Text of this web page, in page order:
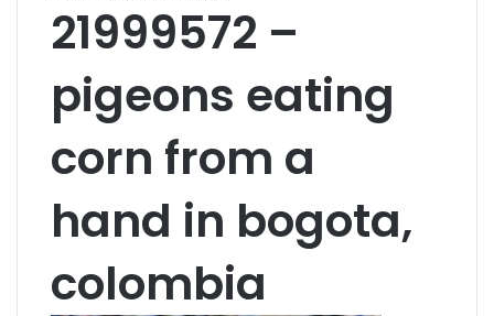
21999572 –
pigeons eating
corn from a
hand in bogota,
colombia